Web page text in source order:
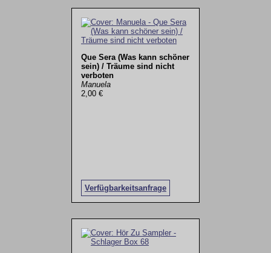
Que Sera (Was kann schöner
sein) / Träume sind nicht
verboten
Manuela
2,00 €
Verfügbarkeitsanfrage